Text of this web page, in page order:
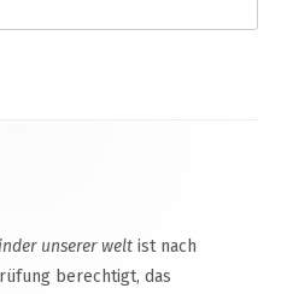
unserer welt ist nach
berechtigt, das